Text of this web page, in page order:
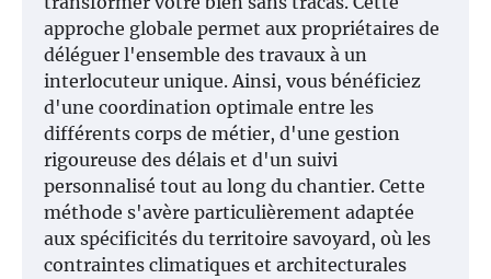
approche globale permet aux propriétaires de
déléguer l'ensemble des travaux à un
interlocuteur unique. Ainsi, vous bénéficiez
d'une coordination optimale entre les
différents corps de métier, d'une gestion
rigoureuse des délais et d'un suivi
personnalisé tout au long du chantier. Cette
méthode s'avère particulièrement adaptée
aux spécificités du territoire savoyard, où les
contraintes climatiques et architecturales